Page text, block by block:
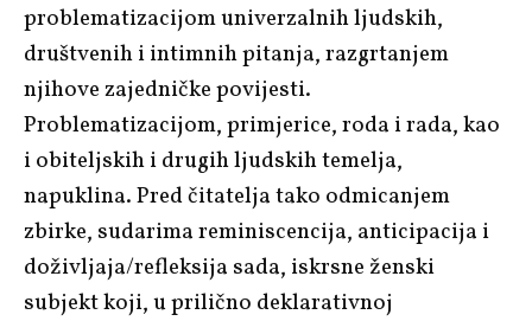
problematizacijom univerzalnih ljudskih,
društvenih i intimnih pitanja, razgrtanjem
njihove zajedničke povijesti.
Problematizacijom, primjerice, roda i rada, kao
i obiteljskih i drugih ljudskih temelja,
napuklina. Pred čitatelja tako odmicanjem
zbirke, sudarima reminiscencija, anticipacija i
doživljaja/refleksija sada, iskrsne ženski
subjekt koji, u prilično deklarativnoj